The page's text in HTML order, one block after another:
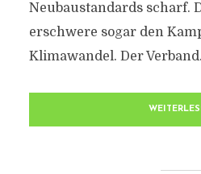
Neubaustandards scharf.
erschwere sogar den
Klimawandel. Der